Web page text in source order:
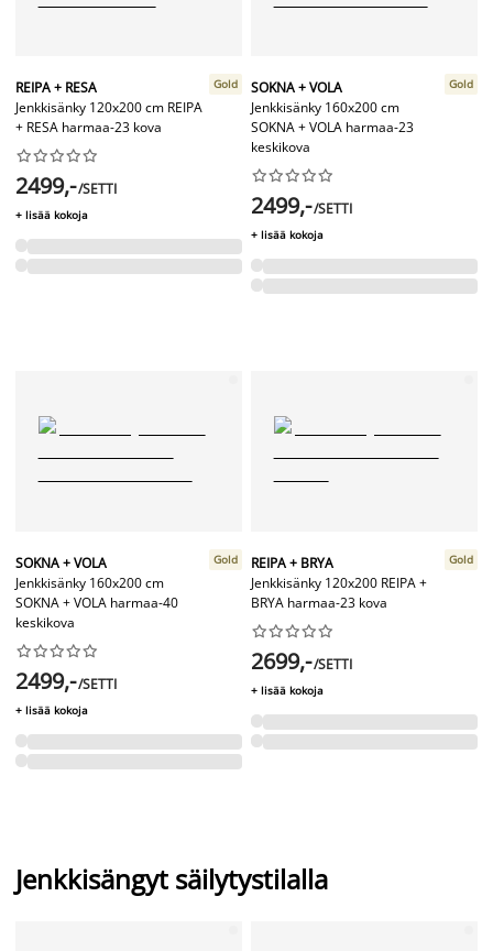
REIPA + RESA
Jenkkisänky 120x200 cm REIPA
+ RESA harmaa-23 kova
Gold






2499,-/SETTI
+ lisää kokoja
SOKNA + VOLA
Jenkkisänky 160x200 cm
SOKNA + VOLA harmaa-23
keskikova
Gold






2499,-/SETTI
+ lisää kokoja
SOKNA + VOLA
Jenkkisänky 160x200 cm
SOKNA + VOLA harmaa-40
keskikova
Gold






2499,-/SETTI
+ lisää kokoja
REIPA + BRYA
Jenkkisänky 120x200 REIPA +
BRYA harmaa-23 kova
Gold






2699,-/SETTI
+ lisää kokoja
Jenkkisängyt säilytystilalla